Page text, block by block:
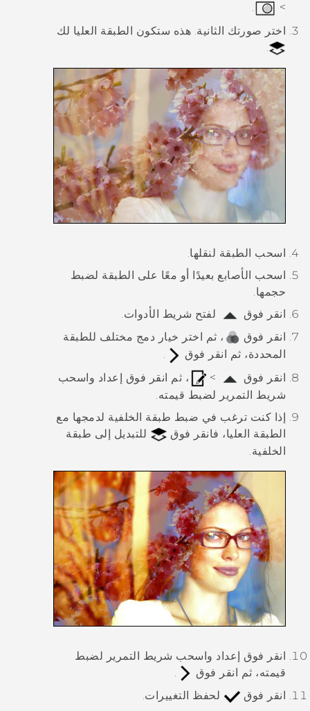
>
.
اختر صورتك الثانية. هذه ستكون الطبقة العليا لك
اسحب الطبقة لنقلها.
اسحب الأصابع بعيدًا أو معًا على الطبقة لضبط
حجمها.
انقر فوق
لفتح شريط الأدوات.
انقر فوق
، ثم اختر خيار دمج مختلف للطبقة
المحددة، ثم انقر فوق
.
انقر فوق
>
، ثم انقر فوق إعداد واسحب
شريط التمرير لضبط قيمته.
إذا كنت ترغب في ضبط طبقة الخلفية لدمجها مع
الطبقة العليا، فانقر فوق
للتبديل إلى طبقة
الخلفية.
انقر فوق إعداد واسحب شريط التمرير لضبط
قيمته، ثم انقر فوق
.
انقر فوق
لحفظ التغييرات.